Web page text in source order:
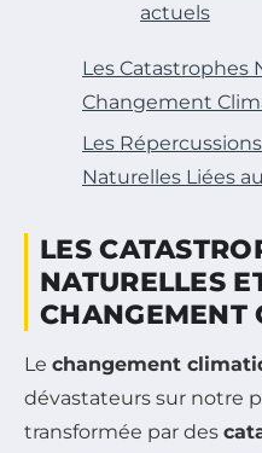
actuels
Les Catastrophes
Changement
Les
Naturelles Liées
LES
NATURELLES
CHANGEMENT
Le changement
dévastateurs sur notre
transformée par des